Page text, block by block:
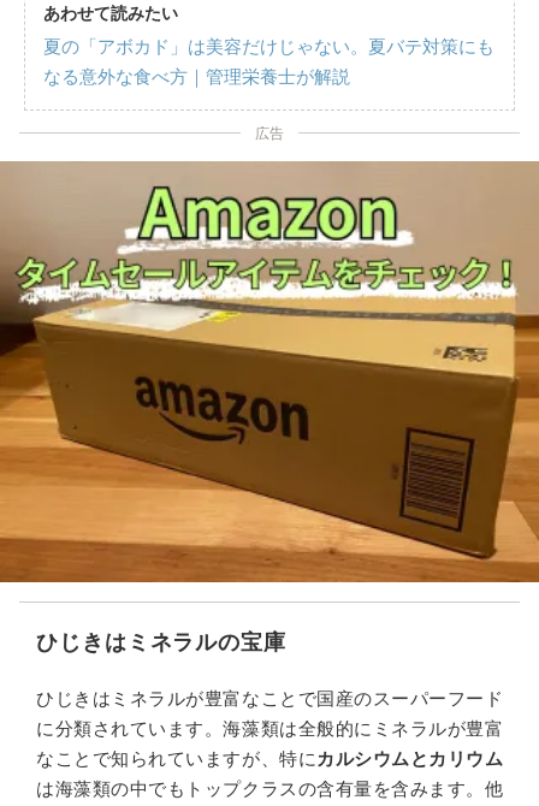
あわせて読みたい
夏の「アボカド」は美容だけじゃない。夏バテ対策にも
なる意外な食べ方｜管理栄養士が解説
広告
ひじきはミネラルの宝庫
ひじきはミネラルが豊富なことで国産のスーパーフード
に分類されています。海藻類は全般的にミネラルが豊富
なことで知られていますが、特に カルシウムとカリウム
は海藻類の中でもトップクラスの含有量を含みます。他